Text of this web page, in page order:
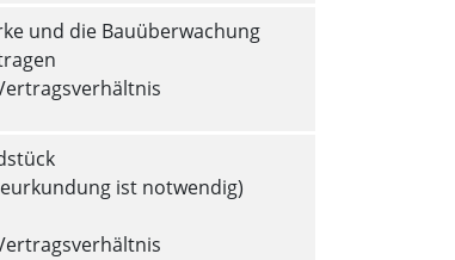
und die Bauüberwachung
ist notwendig)